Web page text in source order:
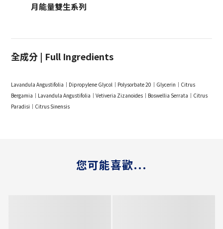
月能量雙生系列
全成分 | Full Ingredients
Lavandula Angustifolia｜Dipropylene Glycol｜Polysorbate 20｜Glycerin｜Citrus
Bergamia｜Lavandula Angustifolia｜Vetiveria Zizanoides｜Boswellia Serrata｜Citrus
Paradisi｜Citrus Sinensis
您可能喜歡...